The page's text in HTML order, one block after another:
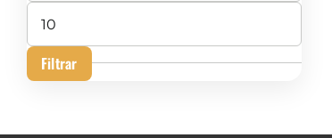
Precio
máximo
Filtrar